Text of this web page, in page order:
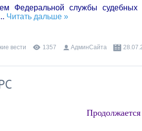
Федеральной службы
Читать дальше »
вести 1357 АдминСайта